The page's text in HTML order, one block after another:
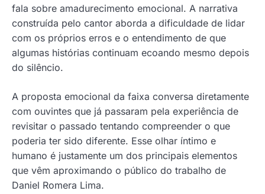
fala sobre amadurecimento emocional. A narrativa
construída pelo cantor aborda a dificuldade de lidar
com os próprios erros e o entendimento de que
algumas histórias continuam ecoando mesmo depois
do silêncio.
A proposta emocional da faixa conversa diretamente
com ouvintes que já passaram pela experiência de
revisitar o passado tentando compreender o que
poderia ter sido diferente. Esse olhar íntimo e
humano é justamente um dos principais elementos
que vêm aproximando o público do trabalho de
Daniel Romera Lima.